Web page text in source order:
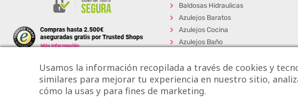
Baldosas Hidraulicas
Azulejos Baratos
Azulejos Cocina
Azulejos Baño
Porcelánicos
Suelos Vinílicos
Los + Vendidos
Usamos la información recopilada a través de cookies y
similares para mejorar tu experiencia en nuestro sitio,
cómo la usas y para fines de marketing.